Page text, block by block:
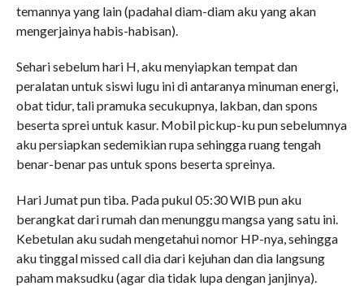
temannya yang lain (padahal diam-diam aku yang akan
mengerjainya habis-habisan).
Sehari sebelum hari H, aku menyiapkan tempat dan
peralatan untuk siswi lugu ini di antaranya minuman energi,
obat tidur, tali pramuka secukupnya, lakban, dan spons
beserta sprei untuk kasur. Mobil pickup-ku pun sebelumnya
aku persiapkan sedemikian rupa sehingga ruang tengah
benar-benar pas untuk spons beserta spreinya.
Hari Jumat pun tiba. Pada pukul 05:30 WIB pun aku
berangkat dari rumah dan menunggu mangsa yang satu ini.
Kebetulan aku sudah mengetahui nomor HP-nya, sehingga
aku tinggal missed call dia dari kejuhan dan dia langsung
paham maksudku (agar dia tidak lupa dengan janjinya).